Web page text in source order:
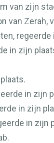
van zijn
van Zerah,
regeerde
in zijn
in zijn
in zijn
in